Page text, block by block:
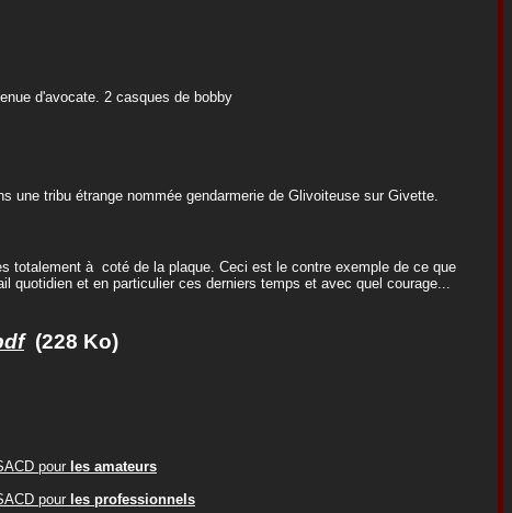
d'avocate. 2 casques de bobby
une tribu étrange nommée gendarmerie de Glivoiteuse sur Givette.
totalement à coté de la plaque. Ceci est le contre exemple de ce que
quotidien et en particulier ces derniers temps et avec quel courage...
(228 Ko)
pour les amateurs
pour les professionnels